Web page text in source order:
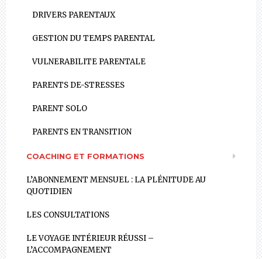
DRIVERS PARENTAUX
GESTION DU TEMPS PARENTAL
VULNERABILITE PARENTALE
PARENTS DE-STRESSES
PARENT SOLO
PARENTS EN TRANSITION
COACHING ET FORMATIONS
L’ABONNEMENT MENSUEL : LA PLÉNITUDE AU
QUOTIDIEN
LES CONSULTATIONS
LE VOYAGE INTÉRIEUR RÉUSSI –
L’ACCOMPAGNEMENT